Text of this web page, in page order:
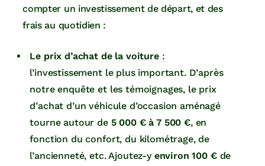
compter un investissement de départ, et des
frais au quotidien :
Le prix d’achat de la voiture:
l’investissement le plus important. D’après
notre enquête et les témoignages, le prix
d’achat d’un véhicule d’occasion aménagé
tourne autour de 5 000 € à 7 500 €, en
fonction du confort, du kilométrage, de
l’ancienneté, etc. Ajoutez-y environ 100 € de